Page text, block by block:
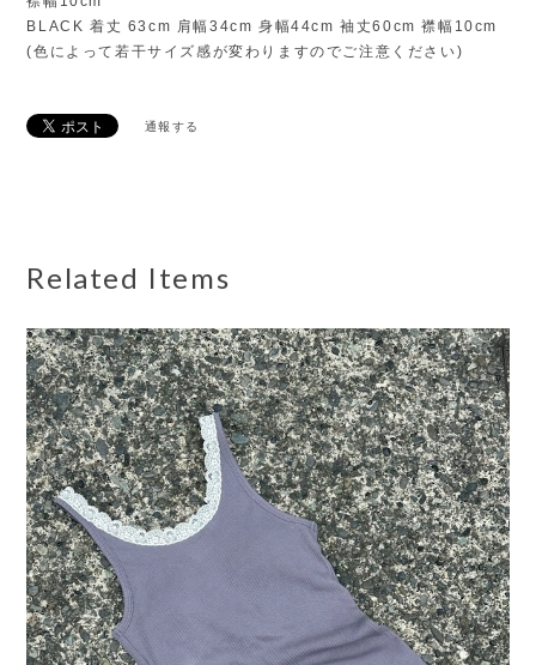
BLACK 着丈 63cm 肩幅34cm 身幅44cm 袖丈60cm 襟幅10cm
(色によって若干サイズ感が変わりますのでご注意ください)
通報する
Related Items